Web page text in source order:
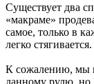
Существует два
«макраме»
самое, только в
легко стягивается.
К сожалению, мы
данному рулю,